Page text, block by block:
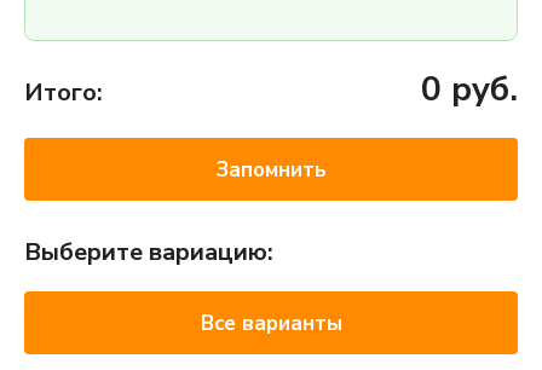
Итого: 0 руб.
Запомнить
Выберите вариацию:
Все варианты